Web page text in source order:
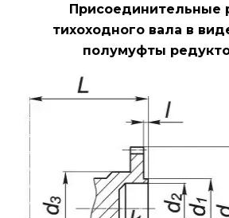
Присоединительные
тихоходного вала в
полумуфты